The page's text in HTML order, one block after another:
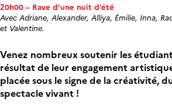
20h00 – Rave d’une nuit d’été
Avec Adriane, Alexander, Alliya, Émilie, Inna,
et Valentine.
Venez nombreux soutenir les
résultat de leur engagement
placée sous le signe de la créativité,
spectacle vivant !